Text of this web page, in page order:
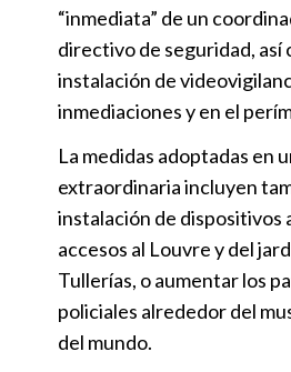
“inmediata” de un
directivo de seguridad, así
instalación de
inmediaciones y en el
La medidas adoptadas en
extraordinaria incluyen
instalación de dispositivos
accesos al Louvre y del
Tullerías, o aumentar los
policiales alrededor del
del mundo.